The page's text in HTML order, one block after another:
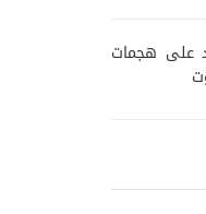
على هجمات